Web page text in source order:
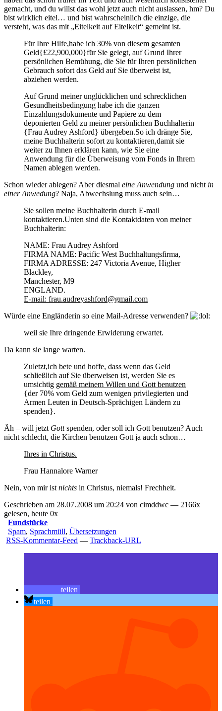
gemacht, und du willst das wohl jetzt auch nicht auslassen, hm? Du
bist wirklich eitel… und bist wahrscheinlich die einzige, die
versteht, was das mit „Eitelkeit auf Eitelkeit“ gemeint ist.
Für Ihre Hilfe,habe ich 30% von diesem gesamten
Geld{£22,900,000}für Sie gelegt, auf Grund Ihrer
persönlichen Bemühung, die Sie für Ihren persönlichen
Gebrauch sofort das Geld auf Sie überweist ist,
abziehen werden.
Auf Grund meiner unglücklichen und schrecklichen
Gesundheitsbedingung habe ich die ganzen
Einzahlungsdokumente und Papiere zu dem
deponierten Geld zu meiner persönlichen Buchhalterin
{Frau Audrey Ashford} übergeben.So ich dränge Sie,
meine Buchhalterin sofort zu kontaktieren,damit sie
weiter zu Ihnen erklären kann, wie Sie eine
Anwendung für die Überweisung vom Fonds in Ihrem
Namen ablegen werden.
Schon wieder ablegen? Aber diesmal eine Anwendung und nicht in
einer Anwedung? Naja, Abwechslung muss auch sein…
Sie sollen meine Buchhalterin durch E-mail
kontaktieren.Unten sind die Kontaktdaten von meiner
Buchhalterin:
NAME: Frau Audrey Ashford
FIRMA NAME: Pacific West Buchhaltungsfirma,
FIRMA ADRESSE: 247 Victoria Avenue, Higher
Blackley,
Manchester, M9
ENGLAND.
E-mail: frau.audreyashford@gmail.com
Würde eine Engländerin so eine Mail-Adresse verwenden?
weil sie Ihre dringende Erwiderung erwartet.
Da kann sie lange warten.
Zuletzt,ich bete und hoffe, dass wenn das Geld
schließlich auf Sie überweisen ist, werden Sie es
umsichtig gemäß meinem Willen und Gott benutzen
{der 70% vom Geld zum wenigen privilegierten und
Armen Leuten in Deutsch-Sprächigen Ländern zu
spenden}.
Äh – will jetzt Gottspenden, oder soll ich Gott benutzen? Auch
nicht schlecht, die Kirchen benutzen Gott ja auch schon…
Ihres in Christus.
Frau Hannalore Warner
Nein, von mir ist nichts in Christus, niemals! Frechheit.
Geschrieben am 28.07.2008 um 20:24 von cimddwc — 2166x
gelesen, heute 0x
Fundstücke
Spam, Sprachmüll, Übersetzungen
RSS-Kommentar-Feed — Trackback-URL
teilen
teilen